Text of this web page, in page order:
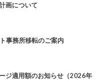
画について
事務所移転のご案内
ジ適用額のお知らせ（2026年